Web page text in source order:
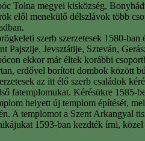
Tolna megyei kisközség,
elől menekülő délszlávok több
szerb szerzetesek 1580-
Pajszije, Jevsztátije, Szteván,
ekkor már éltek korábbi
erdővel borított dombok között
az itt élő szerb családok
fatemplomukat. Kérésükre 1585-
helyett új templom építését,
A templomot a Szent Arkangyal
1593-ban kezdték írni,